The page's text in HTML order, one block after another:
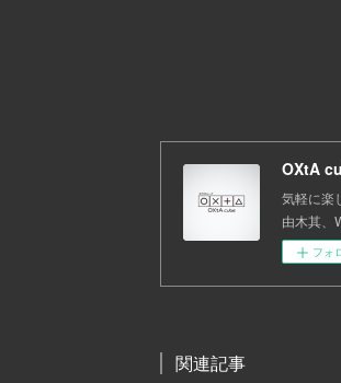
OXtA
気軽に楽
由木其、
フォ
関連記事